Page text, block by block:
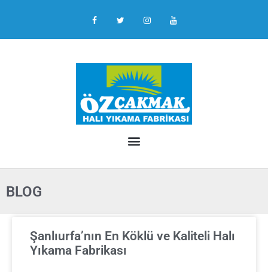
BLOG
Şanlıurfa’nın En Köklü ve Kaliteli Halı
Yıkama Fabrikası